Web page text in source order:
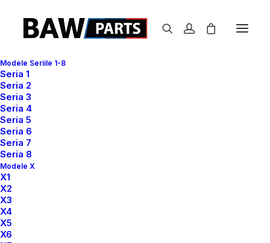
Modele Seriile 1-8
Seria 1
Seria 2
Seria 3
Seria 4
Seria 5
Seria 6
Seria 7
Seria 8
Modele X
X1
X2
X3
X4
X5
X6
Nimic gasit.